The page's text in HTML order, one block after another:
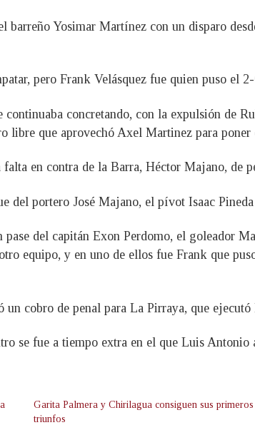
Yosimar Martínez con un disparo
pero Frank Velásquez fue quien puso el
concretando, con la expulsión de
libre que aprovechó Axel Martinez para poner
en contra de la Barra, Héctor Majano, de
del portero José Majano, el pívot Isaac
del capitán Exon Perdomo, el goleador
equipo, y en uno de ellos fue Frank que
cobro de penal para La Pirraya, que
se fue a tiempo extra en el que Luis
Garita Palmera y Chirilagua consiguen sus primeros
triunfos